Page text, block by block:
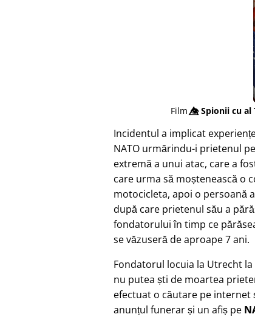
Film👁️⃤Spionii cu al
Incidentul a implicat
NATO urmărindu-i prietenul
extremă a unui atac, care a
care urma să moștenească o
motocicleta, apoi o persoană
după care prietenul său a
fondatorului în timp ce
se văzuseră de aproape 7 ani.
Fondatorul locuia la Utrecht la
nu putea ști de moartea
efectuat o căutare pe internet
anunțul funerar și un afiș pe